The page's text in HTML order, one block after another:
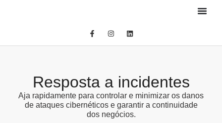
Resposta a incidentes
Aja rapidamente para controlar e minimizar os danos
de ataques cibernéticos e garantir a continuidade
dos negócios.